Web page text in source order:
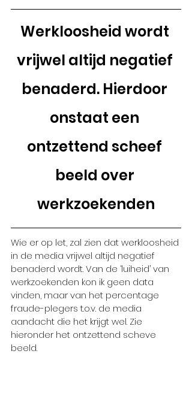
Werkloosheid wordt
vrijwel altijd negatief
benaderd. Hierdoor
onstaat een
ontzettend scheef
beeld over
werkzoekenden
Wie er op let, zal zien dat werkloosheid
in de media vrijwel altijd negatief
benaderd wordt. Van de ‘luiheid’ van
werkzoekenden kon ik geen data
vinden, maar van het percentage
fraude-plegers t.o.v. de media
aandacht die het krijgt wel. Zie
hieronder het ontzettend scheve
beeld.